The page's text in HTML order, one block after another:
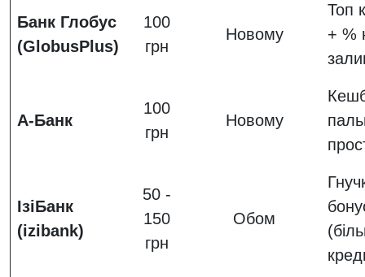
Банк Глобус
(GlobusPlus)
100
грн
Новому
Топ
+ %
А-Банк
100
грн
Новому
ІзіБанк
(izibank)
50 -
150
грн
Обом